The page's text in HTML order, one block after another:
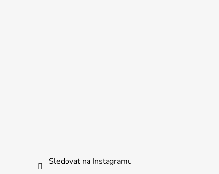
Sledovat na Instagramu